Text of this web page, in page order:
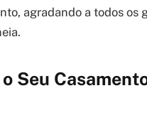
agradando a todos os
Seu